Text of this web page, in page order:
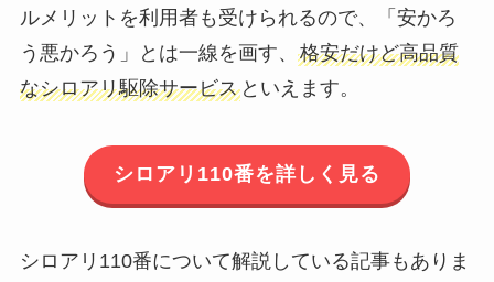
ルメリットを利用者も受けられるので、「安かろ
う悪かろう」とは一線を画す、 格安だけど高品質
なシロアリ駆除サービスといえます。
シロアリ110番を詳しく見る
シロアリ110番について解説している記事もありま